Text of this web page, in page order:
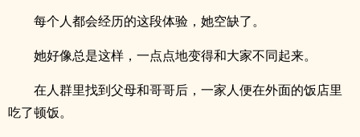
每个人都会经历的这段体验，她空缺了。
她好像总是这样，一点点地变得和大家不同起来。
在人群里找到父母和哥哥后，一家人便在外面的饭店里
吃了顿饭。